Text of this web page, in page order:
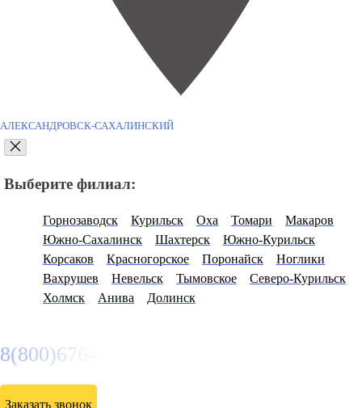
АЛЕКСАНДРОВСК-САХАЛИНСКИЙ
Выберите филиал:
Горнозаводск Курильск Оха Томари
Макаров
Южно-Сахалинск
Шахтерск
Южно-Курильск
Корсаков
Красногорское Поронайск
Ноглики
Вахрушев
Невельск Тымовское
Северо-Курильск
Холмск
Анива Долинск
8(800)6764935
Заказать звонок